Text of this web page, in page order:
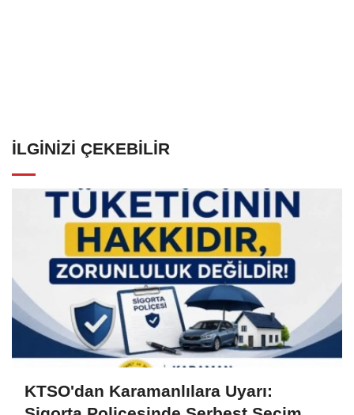
İLGINIZI ÇEKEBILIR
KTSO'dan Karamanlılara Uyarı: